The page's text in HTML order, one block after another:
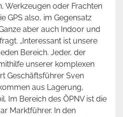
Werkzeugen oder Frachten
GPS also, im Gegensatz
aber auch Indoor und
„Interessant ist unsere
Bereich. Jeder, der
unserer komplexen
Geschäftsführer Sven
aus Lagerung,
Im Bereich des ÖPNV ist die
Marktführer. In den